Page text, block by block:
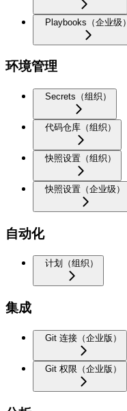
Playbooks（企业级）
环境管理
Secrets（组织）
代码仓库（组织）
快照设置（组织）
快照设置（企业级）
自动化
计划（组织）
集成
Git 连接（企业版）
Git 权限（企业版）